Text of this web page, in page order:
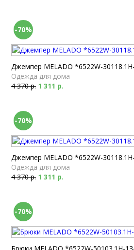
-70%
Джемпер MELADO *6522W-
Одежда для дома
4 370 р. 1 311 р.
-70%
Джемпер MELADO *6522W-
Одежда для дома
4 370 р. 1 311 р.
-70%